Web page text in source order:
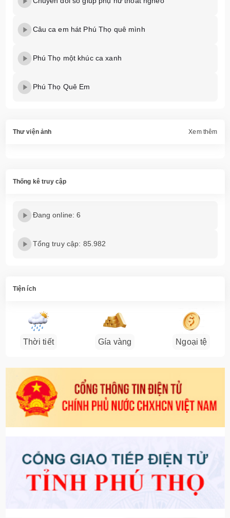
Câu ca em hát Phú Thọ quê mình
Phú Thọ một khúc ca xanh
Phú Thọ Quê Em
Thư viện ảnh Xem thêm
Thống kê truy cập
Đang online: 6
Tổng truy cập: 85.982
Tiện ích
Thời tiết Gía vàng Ngoại tệ